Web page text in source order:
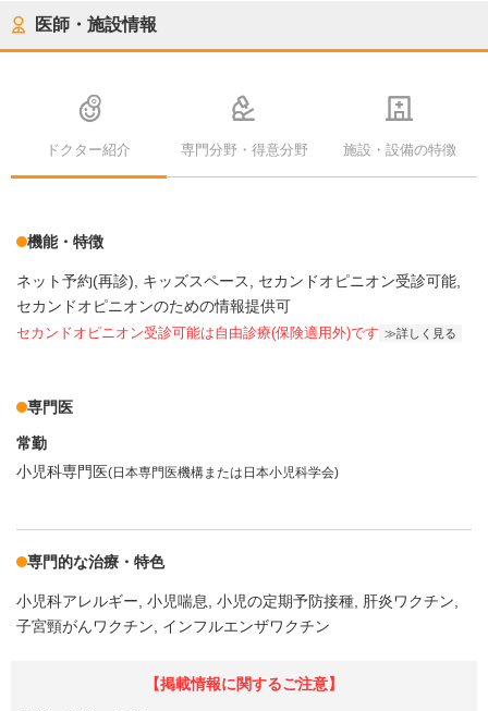
医師・施設情報
ドクター紹介 専門分野・得意分野 施設・設備の特徴
機能・特徴
ネット予約(再診) キッズスペース
セカンドオピニオン受診可能
セカンドオピニオンのための情報提供可
セカンドオピニオン受診可能は自由診療(保険適用外)です 詳しく見る
専門医
常勤
小児科専門医(日本専門医機構または日本小児科学会)
専門的な治療・特色
小児科アレルギー 小児喘息 小児の定期予防接種
肝炎ワクチン
子宮頸がんワクチン
インフルエンザワクチン
【掲載情報に関するご注意】